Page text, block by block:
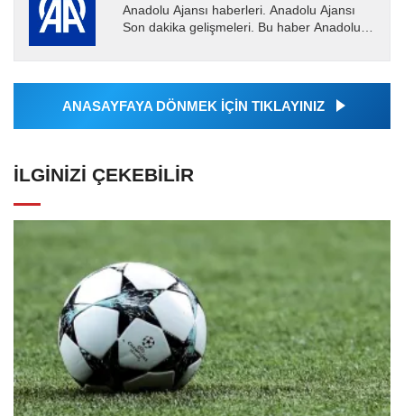
Anadolu Ajansı haberleri. Anadolu Ajansı
Son dakika gelişmeleri. Bu haber Anadolu
Ajansı tarafından...
ANASAYFAYA DÖNMEK İÇİN TIKLAYINIZ
İLGINIZI ÇEKEBILIR